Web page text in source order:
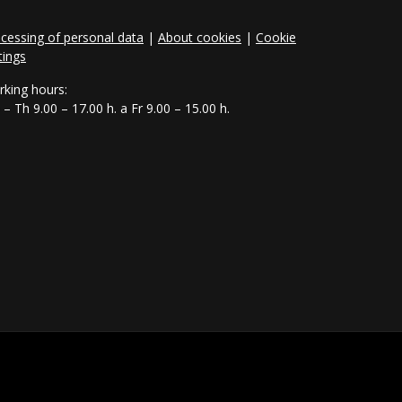
of personal data | About cookies | Cookie
hours:
Th 9.00 – 17.00 h. a Fr 9.00 – 15.00 h.